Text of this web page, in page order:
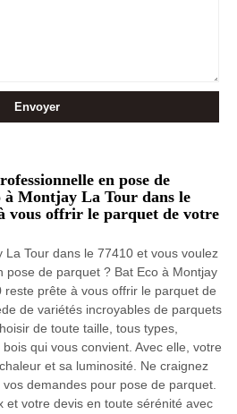
en pose de
à Montjay La Tour dans le
vous offrir le parquet de votre
La Tour dans le 77410 et vous voulez
pose de parquet ? Bat Eco à Montjay
reste prête à vous offrir le parquet de
de variétés incroyables de parquets
de toute taille, tous types,
qui vous convient. Avec elle, votre
et sa luminosité. Ne craignez
demandes pour pose de parquet.
et votre devis en toute sérénité avec